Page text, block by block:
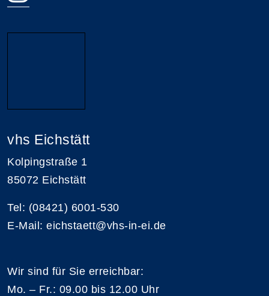
vhs Eichstätt
Kolpingstraße 1
85072 Eichstätt
Tel: (08421) 6001-530
E-Mail: eichstaett@vhs-in-ei.de
Wir sind für Sie erreichbar:
Mo. – Fr.: 09.00 bis 12.00 Uhr